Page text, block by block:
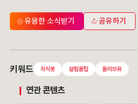
유용한 소식받기 공유하기
키워드 지식봇 살림꿀팁 올리브유
연관 콘텐츠